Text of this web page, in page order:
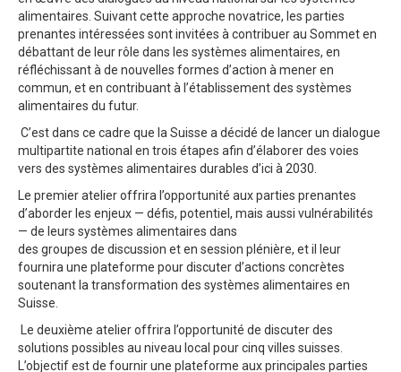
alimentaires. Suivant cette approche novatrice, les parties
prenantes intéressées sont invitées à contribuer au Sommet en
débattantde leur rôle dans les systèmes alimentaires, en
réfléchissant à de nouvelles formes d’action à mener en
commun, et en contribuant à l’établissementdes systèmes
alimentaires du futur.
C’est dans ce cadre que la Suisse a décidé de lancer un dialogue
multipartite national en trois étapes afin d’élaborer des voies
vers des systèmes alimentaires durables d’ici à 2030.
e premier atelieroffrira l’opportunité auxparties prenantes
d’aborder les enjeux — défis, potentiel, mais aussi vulnérabilités
— de leurs systèmes alimentaires dans
des groupes de discussion et en session plénière, etil leur
fournira une plateforme pour discuter d’actions concrètes
soutenant la transformation des systèmes alimentaires en
Suisse.
Le deuxième atelieroffrira l’opportunité de discuter des
solutions possibles au niveau local pour cinq villes suisses.
L’objectif est de fournir une plateforme aux principales parties